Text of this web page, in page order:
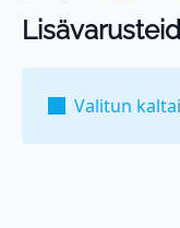
Valitun